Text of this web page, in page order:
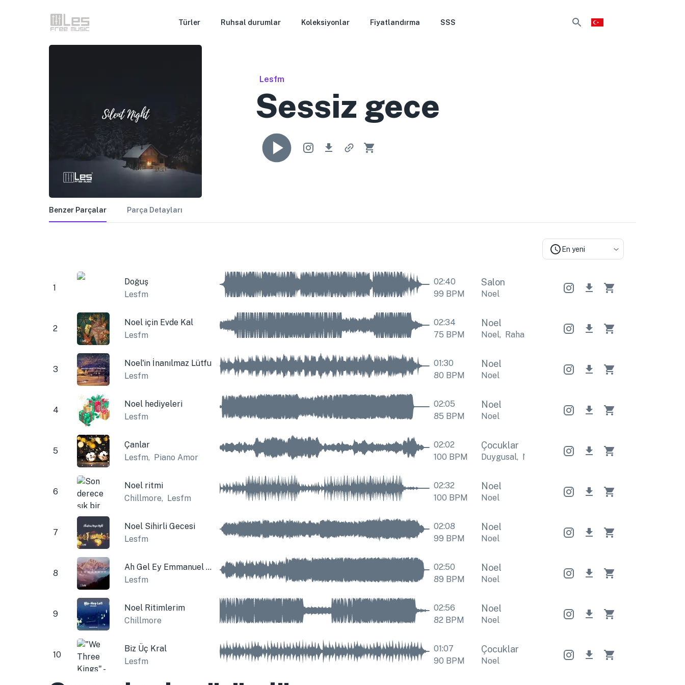
Türler Ruhsal durumlar Koleksiyonlar Fiyatlandırma SSS
Lesfm
Sessiz gece
Benzer Parçalar Parça Detayları
En yeni
1
Doğuş
Lesfm
02:40
99 BPM
Salon
Noel
2
Noel için Evde Kal
Lesfm
02:34
75 BPM
Noel
Noel, Rahatlatıcı Noel, Rahatlatıcı
3
Noel'in İnanılmaz Lütfu
Lesfm
01:30
80 BPM
Noel
Noel
4
Noel hediyeleri
Lesfm
02:05
85 BPM
Noel
Noel
5
Çanlar
Lesfm, Piano Amor
02:02
100 BPM
Çocuklar
Duygusal, Noel Duygusal Noel
6
Noel ritmi
Chillmore, Lesfm
02:32
100 BPM
Noel
Noel
7
Noel Sihirli Gecesi
Lesfm
02:08
99 BPM
Noel
Noel
8
Ah Gel Ey Emmanuel Gel
Lesfm
02:50
89 BPM
Noel
Noel
9
Noel Ritimlerim
Chillmore
02:56
82BPM
Noel
Noel
10
Biz Üç Kral
Lesfm
01:07
90 BPM
Çocuklar
Noel